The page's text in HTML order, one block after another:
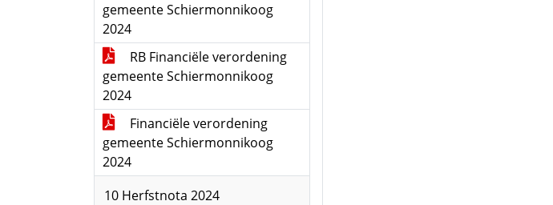
gemeente Schiermonnikoog
2024
RB Financiële verordening
gemeente Schiermonnikoog
2024
Financiële verordening
gemeente Schiermonnikoog
2024
10 Herfstnota 2024